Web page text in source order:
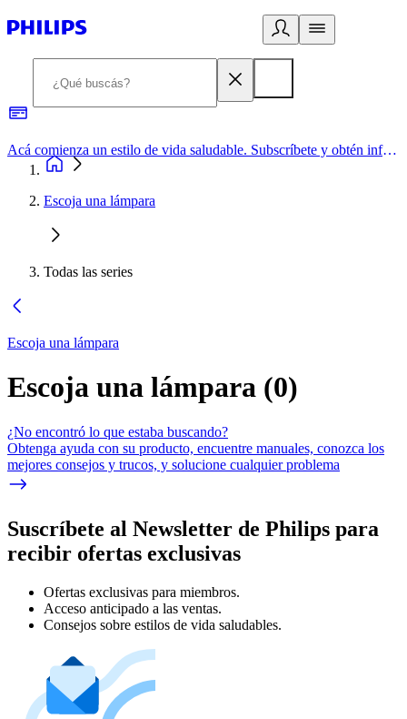
Acá comienza un estilo de vida saludable. Subscríbete y obtén información de primera mano
Escoja una lámpara
Todas las series
Escoja una lámpara
Escoja una lámpara (0)
¿No encontró lo que estaba buscando?
Obtenga ayuda con su producto, encuentre manuales, conozca los
mejores consejos y trucos, y solucione cualquier problema
Suscríbete al Newsletter de Philips para
recibir ofertas exclusivas
Ofertas exclusivas para miembros.
Acceso anticipado a las ventas.
Consejos sobre estilos de vida saludables.